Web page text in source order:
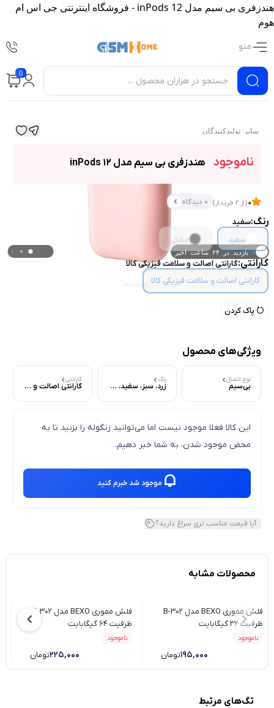
هندزفری بی سیم مدل inPods 12 - فروشگاه اینترنتی جی اس ام
هوم
منو
0
۰ بازدید در ۲۴ ساعت اخیر
سایر تولیدکنندگان
ناموجود هندزفری بی سیم مدل inPods 12
0(از 2 خریدار) 0 دیدگاه
رنگ:سفید
سفید مشکی
گارانتی:گارانتی اصالت و سلامت فیزیکی کالا
گارانتی اصالت و سلامت فیزیکی کالا
پاک کردن
ویژگی‌های محصول
نوع اتصال
بی‌سیم
رنگ
زرد، سبز، سفید، صورتی، طوسی، مشکی
گارانتی
گارانتی اصالت و سلامت فیزیکی کالا
این کالا فعلا موجود نیست اما می‌توانید زنگوله را بزنید تا به
محض موجود شدن، به شما خبر دهیم.
موجود شد خبرم کنید
آیا قیمت مناسب تری سراغ دارید؟
محصولات مشابه
فلش مموری BEXO مدل B-302
ظرفیت 32 گیگابایت
ناموجود
۱۹۵,۰۰۰تومان
فلش مموری BEXO مدل B-302
ظرفیت 64 گیگابایت
ناموجود
۲۲۵,۰۰۰تومان
تگ‌های مرتبط